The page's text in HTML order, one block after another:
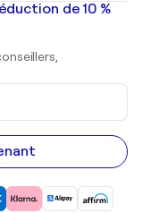
de 10 %